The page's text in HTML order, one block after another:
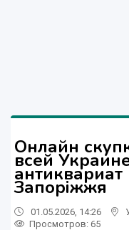
Онлайн
всей
Запоріжжя
01.05.2026, 14:26
Просмотров: 65